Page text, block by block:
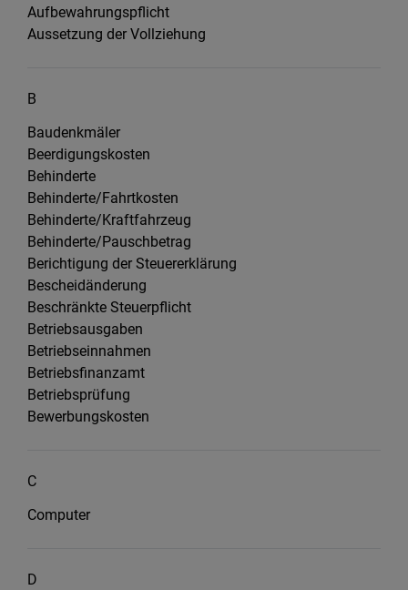
Aufbewahrungspflicht
Aussetzung der Vollziehung
B
Baudenkmäler
Beerdigungskosten
Behinderte
Behinderte/Fahrtkosten
Behinderte/Kraftfahrzeug
Behinderte/Pauschbetrag
Berichtigung der Steuererklärung
Bescheidänderung
Beschränkte Steuerpflicht
Betriebsausgaben
Betriebseinnahmen
Betriebsfinanzamt
Betriebsprüfung
Bewerbungskosten
C
Computer
D